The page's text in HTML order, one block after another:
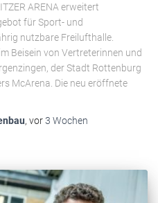
ARENA erweitert
für Sport- und
nutzbare Freilufthalle.
Beisein von Vertreterinnen und
der Stadt Rottenburg
McArena. Die neu eröffnete
, vor3 Wochen